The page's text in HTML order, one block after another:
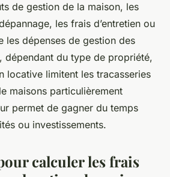
de gestion de la maison, les
les frais d’entretien ou
les dépenses de gestion des
dépendant du type de propriété,
locative limitent les tracasseries
maisons particulièrement
permet de gagner du temps
ou investissements.
calculer les frais